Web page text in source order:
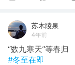
苏木陵泉
4年前
“数九寒天”等春归
#冬至在即